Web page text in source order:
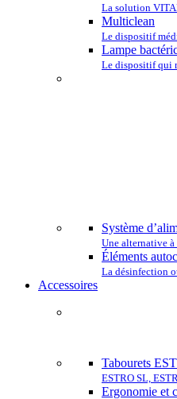
La solution
Multiclean
Le dispositif
Lampe
Le dispositif qui
Système
Une alternative à
Éléments
La désinfection
Accessoires
Tabourets
ESTRO SL,
Ergonomie et